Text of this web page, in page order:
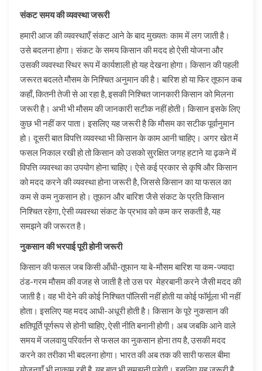
संकट समय की व्यवस्था जरूरी
हमारी आज की व्यवस्थाएँ संकट आने के बाद मुख्यतः काम में लग जाती है।
उसे बदलना होगा। संकट के समय किसान की मदद हो ऐसी योजना और
उसकी व्यवस्था स्थिर रूप में कार्यशाली हो यह देखना होगा। किसान की पहली
जरूरत बदलते मौसम के निश्चित अनुमान की है। बारिश हो या फिर तूफान कब
कहाँ, कितनी तेजी से आ रहा है, इसकी निश्चित जानकारी किसान को मिलना
जरूरी है। अभी भी मौसम की जानकारी सटीक नहीं होती। किसान इसके लिए
कुछ भी नहीं कर पाता। इसलिए यह जरूरी है कि मौसम का सटीक पूर्वानुमान
हो। दूसरी बात विपत्ति व्यवस्था भी किसान के काम आनी चाहिए। अगर खेत में
फसल निकाल रखी हो तो किसान को उसको सुरक्षित जगह हटाने या ढ़कने में
विपत्ति व्यवस्था का उपयोग होना चाहिए। ऐसे कई प्रकार से कृषि और किसान
को मदद करने की व्यवस्था होना जरूरी है, जिससे किसान का या फसल का
कम से कम नुकसान हो। तूफान और बारिश जैसे संकट के प्रति किसान
निश्चित रहेगा, ऐसी व्यवस्था संकट के प्रभाव को कम कर सकती है, यह
समझने की जरूरत है।
नुकसान की भरपाई पूरी होनी जरूरी
किसान की फसल जब किसी आँधी-तूफान या बे-मौसम बारिश या कम-ज्यादा
ठंड-गरम मौसम की वजह से जाती है तो उस पर मेहरबानी करने जैसी मदद की
जाती है। वह भी देने की कोई निश्चित पॉलिसी नहीं होती या कोई फॉर्मूला भी नहीं
होता। इसलिए यह मदद आधी-अधूरी होती है। किसान के पूरे नुकसान की
क्षतिपूर्ति पूर्णरूप से होनी चाहिए, ऐसी नीति बनानी होगी। अब जबकि आने वाले
समय में जलवायु परिवर्तन से फसल का नुकसान होना तय है, उसकी मदद
करने का तरीका भी बदलना होगा। भारत की अब तक की सारी फसल बीमा